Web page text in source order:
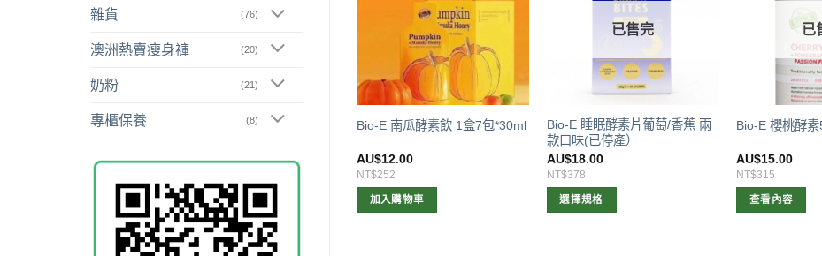
雜貨 (76)
澳洲熱賣瘦身褲 (20)
奶粉 (21)
專櫃保養 (8) Bio-E 南瓜酵素飲 1盒7包*30ml
AU$12.00
NT$252
加入購物車
已售完
Bio-E 睡眠酵素片葡萄/香蕉 兩
款口味(已停產）
AU$18.00
NT$378
選擇規格
已
Bio-E 櫻桃酵
AU$15.00
NT$315
查看內容
小熊膠原蛋白玫瑰軟糖60
Bio-E 檸檬酵素飲 500ml
AU$17.00
查看內容